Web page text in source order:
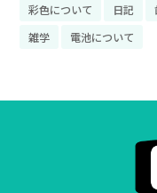
彩色について
日記
雑学
電池について